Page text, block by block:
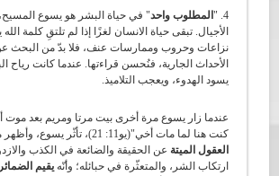
4. " المطلوب واحد" في حياة البشر هو يسوع المسيح،
الأجيال. تبقى حياة الانسان لغزًا إذا لم تلتقِ
نزاعات وحروب وممارسات عنف، فلا بدّ من البحث عن
الأحداث الجارية، فنُحسن قراءتها. عندما كانت رياح
يسود الهدوء، ويعجب التلاميذ.
عندما زار يسوع مرة أخرى بيت مرتا ومريم بعد موت
كنت هنا لما مات أخي"(يو11: 21)، تأثّر يسوع، وأظهر مجد ألوهيّته، وأقام لعازر من الموت. بهذه الآية أعطانا الدلالة على أنّه
العقول الميتة عن الحقيقة والضائعة في الكذب
ارتكاب الشر، والمتعثّرة في حبائله؛ وأنّهيقيم